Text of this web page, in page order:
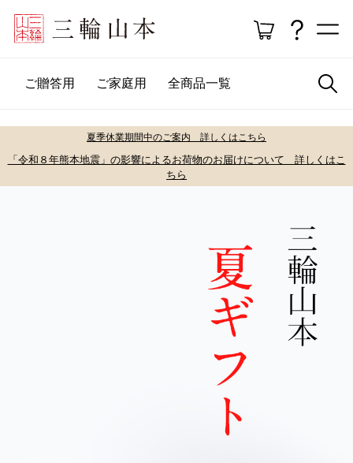
ご贈答用 ご家庭用 全商品一覧
夏季休業期間中のご案内 詳しくはこちら
「令和８年熊本地震」の影響によるお荷物のお届けについて 詳しくはこ
ちら